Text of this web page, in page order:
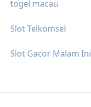
togel macau
Slot Telkomsel
Slot Gacor Malam Ini